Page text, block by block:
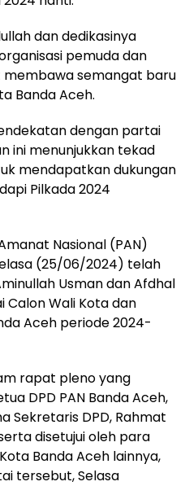
dan dedikasinya
pemuda dan
semangat baru
Banda Aceh.
dengan partai
ini menunjukkan tekad
mendapatkan dukungan
Pilkada 2024
Nasional (PAN)
(25/06/2024) telah
Usman dan Afdhal
Calon Wali Kota dan
Aceh periode 2024-
rapat pleno yang
DPD PAN Banda Aceh,
Sekretaris DPD, Rahmat
disetujui oleh para
Banda Aceh lainnya,
tersebut, Selasa